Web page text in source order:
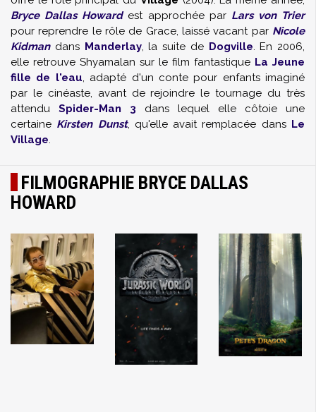
Bryce Dallas Howardest approchée par Lars von Trier
pour reprendre le rôle de Grace, laissé vacant par Nicole
Kidmandans Manderlay, la suite de Dogville. En 2006,
elle retrouve Shyamalan sur le film fantastique La Jeune
fille de l'eau, adapté d'un conte pour enfants imaginé
par le cinéaste, avant de rejoindre le tournage du très
attendu Spider-Man 3 dans lequel elle côtoie une
certaine Kirsten Dunst, qu'elle avait remplacée dans Le
Village.
FILMOGRAPHIE BRYCE DALLAS
HOWARD